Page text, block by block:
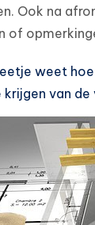
Ook na
of
weet
krijgen van